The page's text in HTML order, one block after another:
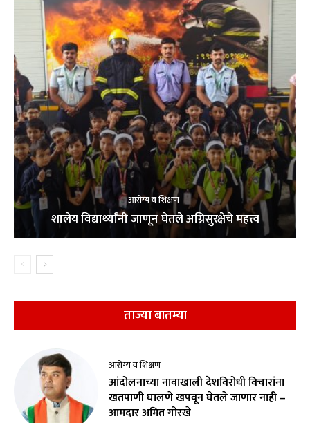
आरोग्य व शिक्षण
शालेय विद्यार्थ्यांनी जाणून घेतले अग्निसुरक्षेचे महत्त्व
ताज्या बातम्या
आरोग्य व शिक्षण
आंदोलनाच्या नावाखाली देशविरोधी विचारांना
खतपाणी घालणे खपवून घेतले जाणार नाही –
आमदार अमित गोरखे